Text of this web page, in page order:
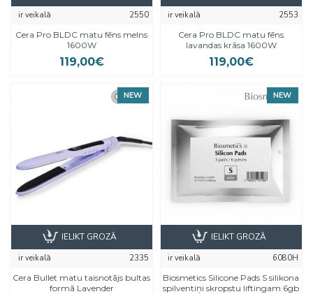
ir veikalā
2550
Cera Pro BLDC matu fēns melns
1600W
119,00€
ir veikalā
2553
Cera Pro BLDC matu fēns
lavandas krāsa 1600W
119,00€
NEW
ir veikalā
2335
Cera Bullet matu taisnotājs bultas
formā Lavender
IELIKT GROZĀ
NEW
ir veikalā
6080H
Biosmetics Silicone Pads S silikona
spilventiņi skropstu liftingam 6gb
IELIKT GROZĀ